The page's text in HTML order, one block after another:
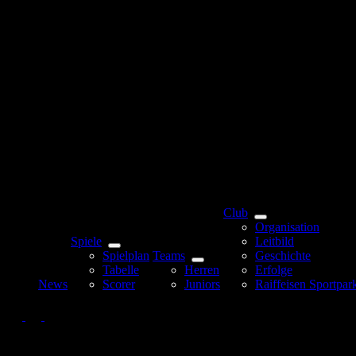
News
Spiele
Spielplan
Tabelle
Scorer
Teams
Herren
Juniors
Club
Organisation
Leitbild
Geschichte
Erfolge
Raiffeisen